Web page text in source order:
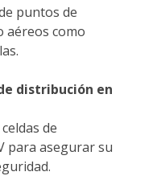
puntos de
aéreos como
distribución en
de
para asegurar su